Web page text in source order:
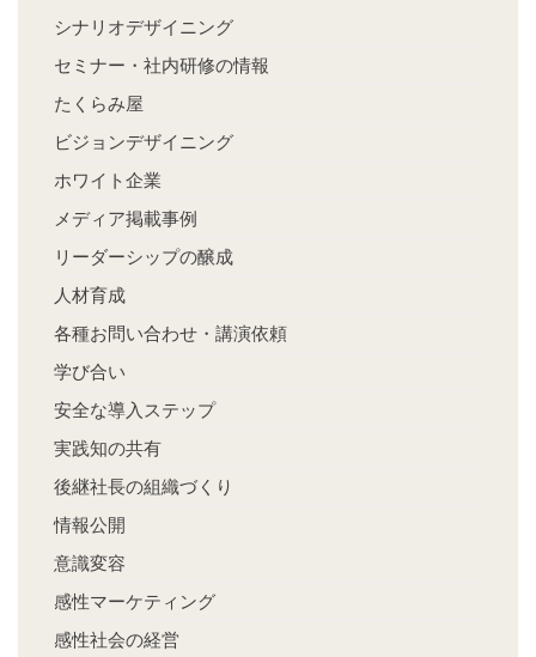
シナリオデザイニング
セミナー・社内研修の情報
たくらみ屋
ビジョンデザイニング
ホワイト企業
メディア掲載事例
リーダーシップの醸成
人材育成
各種お問い合わせ・講演依頼
学び合い
安全な導入ステップ
実践知の共有
後継社長の組織づくり
情報公開
意識変容
感性マーケティング
感性社会の経営